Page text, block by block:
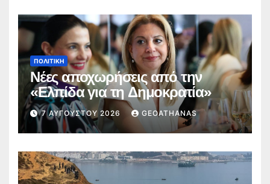
ΠΟΛΙΤΙΚΉ
Νέες αποχωρήσεις από την
«Ελπίδα για τη Δημοκρατία»
7 ΑΥΓΟΎΣΤΟΥ 2026 GEOATHANAS